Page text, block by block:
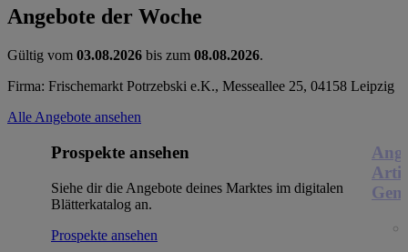
Angebote der Woche
Gültig vom 03.08.2026 bis zum 08.08.2026.
Firma: Frischemarkt Potrzebski e.K., Messeallee 25, 04158 Leipzig
Alle Angebote ansehen
Prospekte ansehen
Siehe dir die Angebote deines Marktes im digitalen
Blätterkatalog an.
Prospekte ansehen